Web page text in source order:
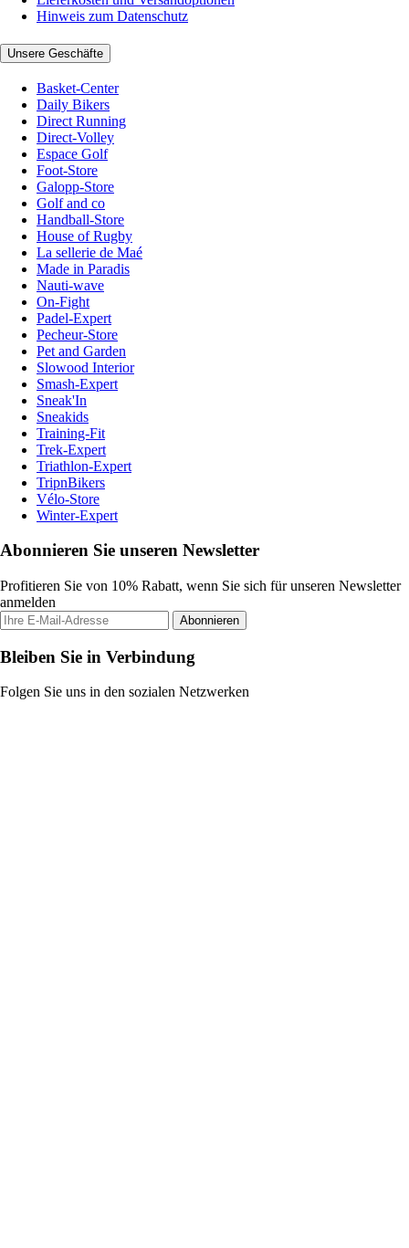
Hinweis zum Datenschutz
Unsere Geschäfte
Basket-Center
Daily Bikers
Direct Running
Direct-Volley
Espace Golf
Foot-Store
Galopp-Store
Golf and co
Handball-Store
House of Rugby
La sellerie de Maé
Made in Paradis
Nauti-wave
On-Fight
Padel-Expert
Pecheur-Store
Pet and Garden
Slowood Interior
Smash-Expert
Sneak'In
Sneakids
Training-Fit
Trek-Expert
Triathlon-Expert
TripnBikers
Vélo-Store
Winter-Expert
Abonnieren Sie unseren Newsletter
Profitieren Sie von 10% Rabatt, wenn Sie sich für unseren Newsletter
anmelden
Abonnieren
Bleiben Sie in Verbindung
Folgen Sie uns in den sozialen Netzwerken